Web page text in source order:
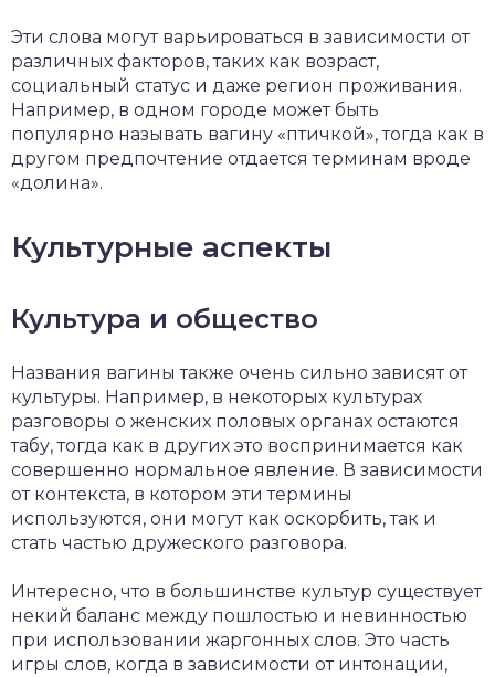
Эти слова могут варьироваться в зависимости от
различных факторов, таких как возраст,
социальный статус и даже регион проживания.
Например, в одном городе может быть
популярно называть вагину «птичкой», тогда как в
другом предпочтение отдается терминам вроде
«долина».
Культурные аспекты
Культура и общество
Названия вагины также очень сильно зависят от
культуры. Например, в некоторых культурах
разговоры о женских половых органах остаются
табу, тогда как в других это воспринимается как
совершенно нормальное явление. В зависимости
от контекста, в котором эти термины
используются, они могут как оскорбить, так и
стать частью дружеского разговора.
Интересно, что в большинстве культур существует
некий баланс между пошлостью и невинностью
при использовании жаргонных слов. Это часть
игры слов, когда в зависимости от интонации,